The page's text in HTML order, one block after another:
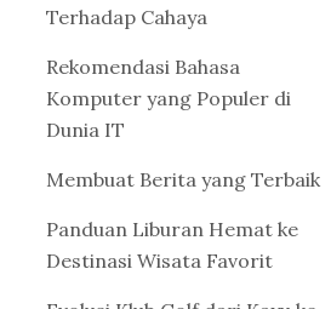
Terhadap Cahaya
Rekomendasi Bahasa
Komputer yang Populer di
Dunia IT
Membuat Berita yang Terbaik
Panduan Liburan Hemat ke
Destinasi Wisata Favorit